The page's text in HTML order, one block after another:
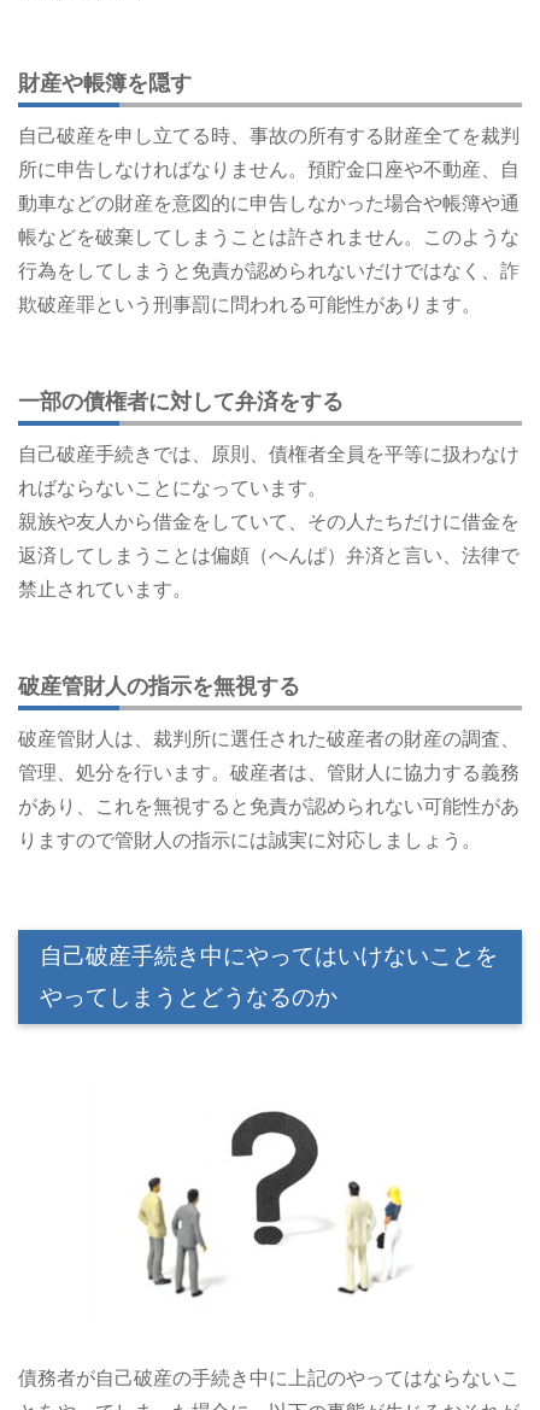
財産や帳簿を隠す
自己破産を申し立てる時、事故の所有する財産全てを裁判
所に申告しなければなりません。預貯金口座や不動産、自
動車などの財産を意図的に申告しなかった場合や帳簿や通
帳などを破棄してしまうことは許されません。このような
行為をしてしまうと免責が認められないだけではなく、詐
欺破産罪という刑事罰に問われる可能性があります。
一部の債権者に対して弁済をする
自己破産手続きでは、原則、債権者全員を平等に扱わなけ
ればならないことになっています。
親族や友人から借金をしていて、その人たちだけに借金を
返済してしまうことは偏頗（へんぱ）弁済と言い、法律で
禁止されています。
破産管財人の指示を無視する
破産管財人は、裁判所に選任された破産者の財産の調査、
管理、処分を行います。破産者は、管財人に協力する義務
があり、これを無視すると免責が認められない可能性があ
りますので管財人の指示には誠実に対応しましょう。
自己破産手続き中にやってはいけないことを
やってしまうとどうなるのか
債務者が自己破産の手続き中に上記のやってはならないこ